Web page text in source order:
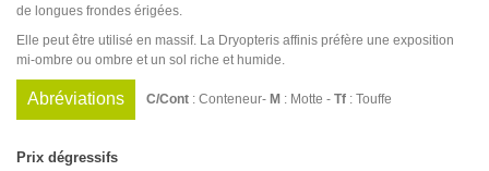
de longues frondes érigées.
Elle peut être utilisé en massif. La Dryopteris affinis préfère une exposition
mi-ombre ou ombre et un sol riche et humide.
Abréviations C/Cont : Conteneur- M : Motte - Tf : Touffe
Prix dégressifs